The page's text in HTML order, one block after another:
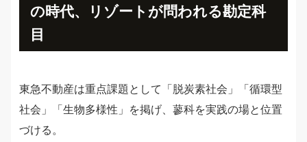
の時代、リゾートが問われる勘定科
目
東急不動産は重点課題として「脱炭素社会」「循環型
社会」「生物多様性」を掲げ、蓼科を実践の場と位置
づける。